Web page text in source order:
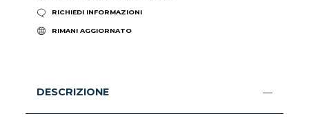
RICHIEDI INFORMAZIONI
RIMANI AGGIORNATO
DESCRIZIONE